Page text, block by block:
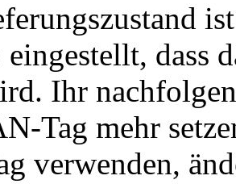
eingestellt, dass
Ihr
Tag mehr
verwenden,